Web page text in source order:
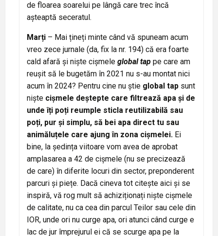
de floarea soarelui pe lângă care trec încă
așteaptă seceratul.
Marți – Mai țineți minte când vă spuneam acum
vreo zece jurnale (da, fix la nr. 194) că era foarte
cald afară și niște cișmele global tap pe care am
reușit să le bugetăm în 2021 nu s-au montat nici
acum în 2024? Pentru cine nu știe global tap sunt
niște cișmele deștepte care filtrează apa și de
unde îți poți reumple sticla reutilizabilă sau
poți, pur și simplu, să bei apa direct tu sau
animăluțele care ajung în zona cișmelei. Ei
bine, la ședința viitoare vom avea de aprobat
amplasarea a 42 de cișmele (nu se precizează
de care) în diferite locuri din sector, preponderent
parcuri și piețe. Dacă cineva tot citește aici și se
inspiră, vă rog mult să achiziționați niște cișmele
de calitate, nu ca cea din parcul Teilor sau cele din
IOR, unde ori nu curge apa, ori atunci când curge e
lac de jur împrejurul ei că se scurge apa pe la